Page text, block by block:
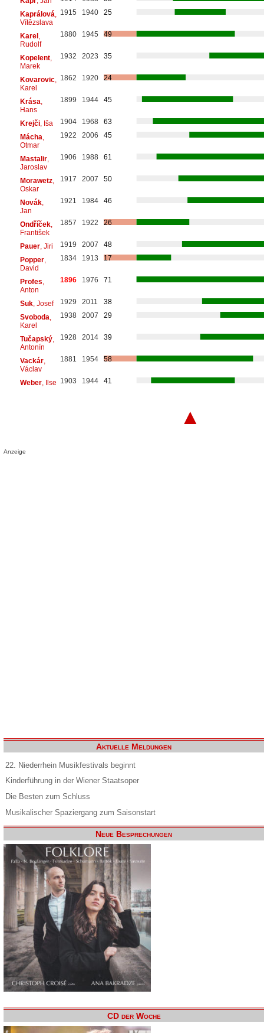
Kaprálová
Vítězslava
1915 1940 25
Karel,
Rudolf
1880 1945 49
Kopelent,
Marek
1932 2023 35
Kovarovic,
Karel
1862 1920 24
Krása
Hans
1899 1944 45
Krejči, Iša 1904 1968
63
Mácha
Otmar
1922 2006 45
Mastalir,
Jaroslav
1906 1988 61
Morawetz,
Oskar
1917 2007 50
Novák,
Jan
1921 1984 46
Ondříček,
František
1857 1922 26
Pauer, Jiri 1919 2007
48
Popper,
David
1834 1913 17
Profes
Anton
1896 1976 71
Suk, Josef 1929 2011
38
Svoboda
Karel
1938 2007 29
Tučapský,
Antonín
1928 2014 39
Vackár,
Václav
1881 1954 58
Weber, Ilse 1903 1944 41
▲
Anzeige
Aktuelle Meldungen
22. Niederrhein Musikfestivals beginnt
Kinderführung in der Wiener Staatsoper
Die Besten zum Schluss
Musikalischer Spaziergang zum Saisonstart
Neue Besprechungen
CD der Woche